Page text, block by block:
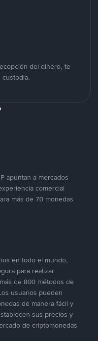
del dinero, te
custodia.
apuntan a mercados
comercial
más de 70 monedas
en todo el mundo,
para realizar
de 800 métodos de
usuarios pueden
de manera fácil y
sus precios y
de criptomonedas